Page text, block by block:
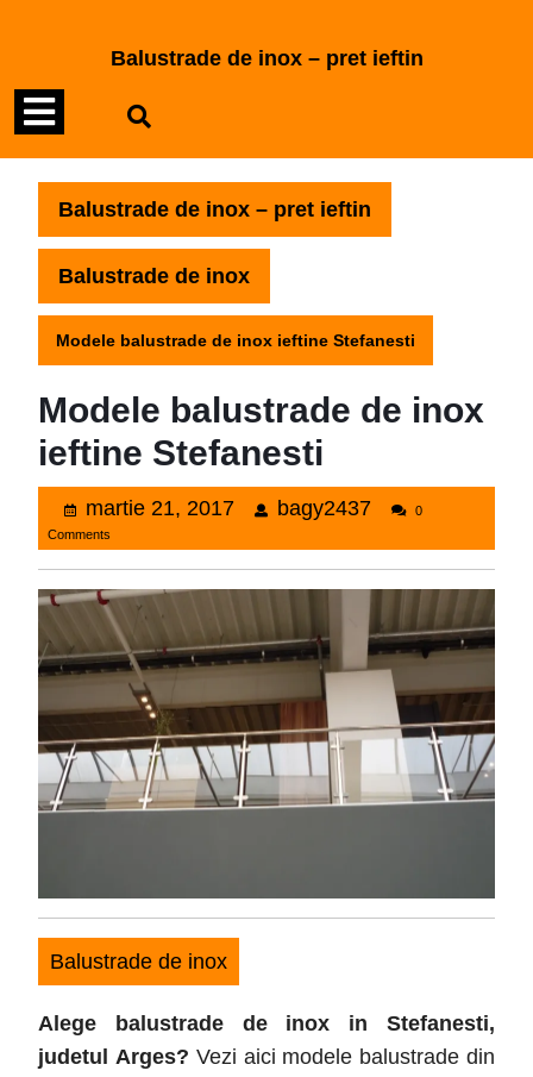
Balustrade de inox – pret ieftin
Open
Menu
Balustrade de inox – pret ieftin
Balustrade de inox
Modele balustrade de inox ieftine Stefanesti
Modele balustrade de inox
ieftine Stefanesti
martie 21, 2017martie
2017
bagy2437bagy2437
0
Comments
Balustrade de inox
Alege balustrade de inox in Stefanesti,
judetul Arges? Vezi aici modele balustrade din